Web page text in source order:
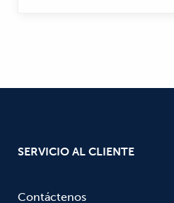
SERVICIO AL CLIENTE
Contáctenos